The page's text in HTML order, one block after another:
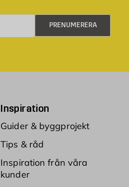
PRENUMERERA
Inspiration
Guider & byggprojekt
Tips & råd
Inspiration från våra
kunder